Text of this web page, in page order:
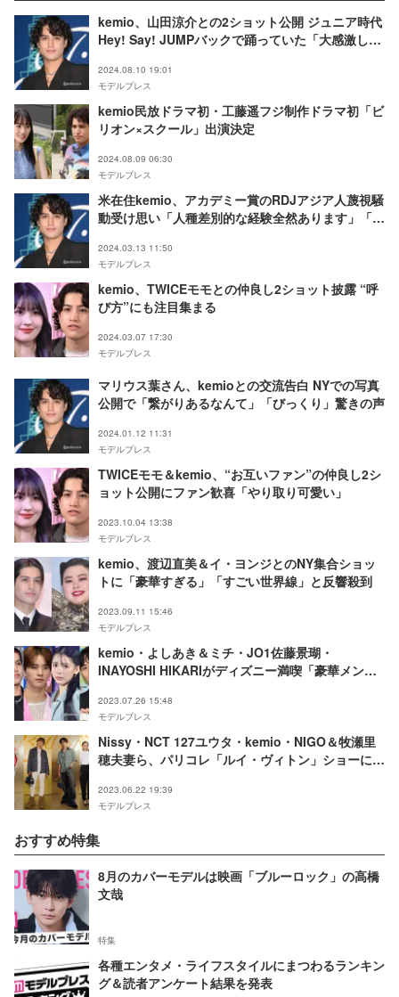
kemio、山田涼介との2ショット公開 ジュニア時代
Hey! Say! JUMPバックで踊っていた「大感激し
2024.08.10 19:01
モデルプレス
kemio民放ドラマ初・工藤遥フジ制作ドラマ初「ビ
リオン×スクール」出演決定
2024.08.09 06:30
モデルプレス
米在住kemio、アカデミー賞のRDJアジア人蔑視騒
動受け思い「人種差別的な経験全然あります」「結
2024.03.13 11:50
モデルプレス
kemio、TWICEモモとの仲良し2ショット披露 “呼
び方”にも注目集まる
2024.03.07 17:30
モデルプレス
マリウス葉さん、kemioとの交流告白 NYでの写真
公開で「繋がりあるなんて」「びっくり」驚きの声
2024.01.12 11:31
モデルプレス
TWICEモモ＆kemio、“お互いファン”の仲良し2シ
ョット公開にファン歓喜「やり取り可愛い」
2023.10.04 13:38
モデルプレス
kemio、渡辺直美＆イ・ヨンジとのNY集合ショッ
トに「豪華すぎる」「すごい世界線」と反響殺到
2023.09.11 15:46
モデルプレス
kemio・よしあき＆ミチ・JO1佐藤景瑚・
INAYOSHI HIKARIがディズニー満喫「豪華メンバ
2023.07.26 15:48
モデルプレス
Nissy・NCT 127ユウタ・kemio・NIGO＆牧瀬里
穂夫妻ら、パリコレ「ルイ・ヴィトン」ショーに豪
2023.06.22 19:39
モデルプレス
おすすめ特集
8月のカバーモデルは映画「ブルーロック」の高橋
文哉
特集
各種エンタメ・ライフスタイルにまつわるランキン
グ＆読者アンケート結果を発表